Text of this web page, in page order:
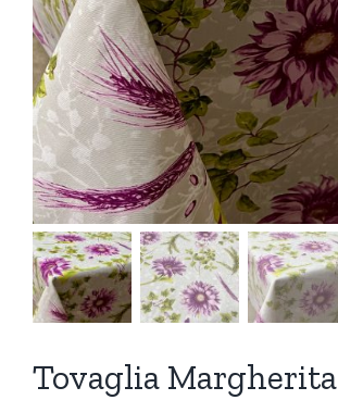
Tovaglia Margherita